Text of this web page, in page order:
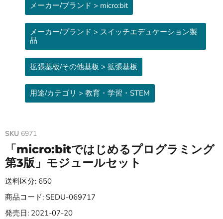
メーカー/ブランド > micro:bit
メーカー/ブランド > スイッチエデュケーション製
品
拡張基板/その他基板 > 拡張基板
用途/カテゴリ > 教育・学習・STEM
SKU 6971
「micro:bitではじめるプログラミング
第3版」モジュールセット
送料区分: 650
商品コード: SEDU-069717
発売日: 2021-07-20